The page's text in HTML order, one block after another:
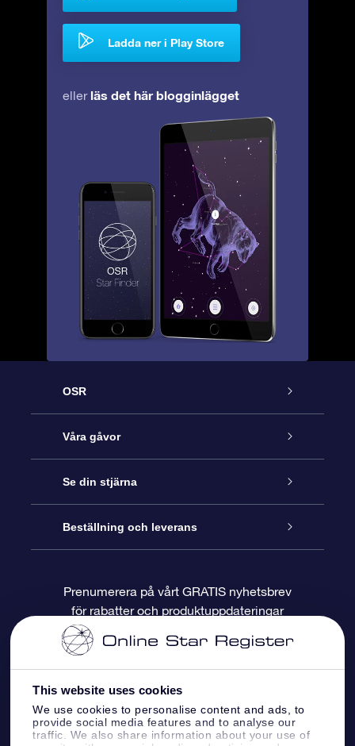
This website uses cookies
We use cookies to personalise content and ads, to
provide social media features and to analyse our
traffic. We also share information about your use of
Ladda ner i Play Store
eller läs det här blogginlägget
OSR
Kundtjänst
Kontakta oss
Blogg
Recensioner
Våra gåvor
Online-Stjärngåva
OSR Gåvopaket
OSR Presentkort
Företagspresenter
Se din stjärna
Stjärnregiste
Personlig Stjärnsida
One Million Stars
OSR Starsaver
Beställning och leverans
Betalningsinformation
Returpolicy
Prenumerera på vårt GRATIS nyhetsbrev
för rabatter och produktuppdateringar